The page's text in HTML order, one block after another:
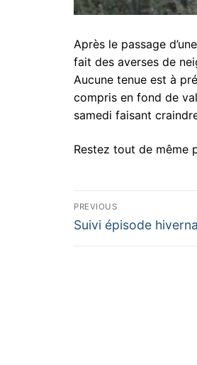
Après le passage
fait des averses de
Aucune tenue est à
compris en fond de
samedi faisant
Restez tout de même
Navigation
de
PREVIOUS
Previous
Suivi épisode